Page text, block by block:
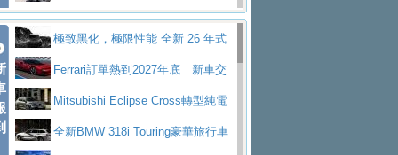
CKS SAKURA為品味獨具層峰買家打造的頂級座
駕，MAZDA CX-90 33T AWD Premium Ca
ptain Seat
EV
技的座駕! Ford Territory中型油電休旅
SO Super Great今日在台登場，結合先進安
極致黑化，極限性能 全新 26 年式
DEFENDER OCTA BLACK 限量登台
Ferrari訂單熱到2027年底 新車交
付至少得等一年以上
Mitsubishi Eclipse Cross轉型純電
休旅 87kWh電池續航超過600公里
全新BMW 318i Touring豪華旅行車